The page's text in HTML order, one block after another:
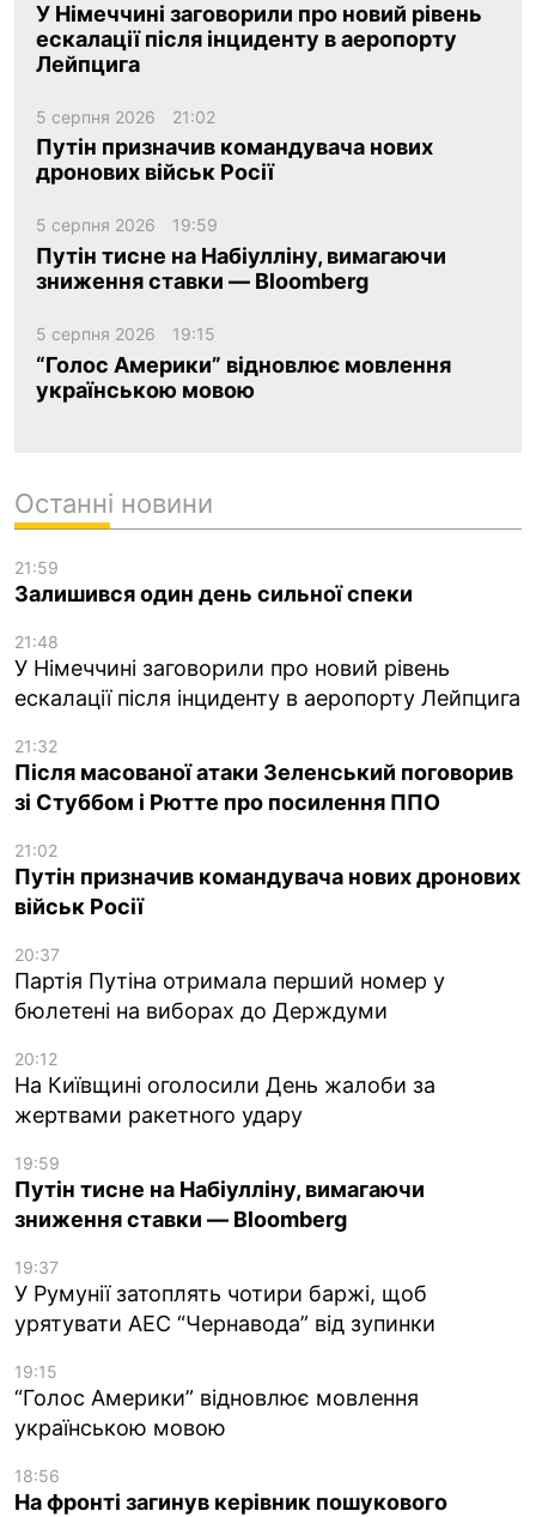
У Німеччині заговорили про новий рівень
ескалації після інциденту в аеропорту
Лейпцига
5 серпня 2026 21:02
Путін призначив командувача нових
дронових військ Росії
5 серпня 2026 19:59
Путін тисне на Набіулліну, вимагаючи
зниження ставки — Bloomberg
5 серпня 2026 19:15
“Голос Америки” відновлює мовлення
українською мовою
Останні новини
21:59
Залишився один день сильної спеки
21:48
У Німеччині заговорили про новий рівень
ескалації після інциденту в аеропорту Лейпцига
21:32
Після масованої атаки Зеленський поговорив
зі Стуббом і Рютте про посилення ППО
21:02
Путін призначив командувача нових дронових
військ Росії
20:37
Партія Путіна отримала перший номер у
бюлетені на виборах до Держдуми
20:12
На Київщині оголосили День жалоби за
жертвами ракетного удару
19:59
Путін тисне на Набіулліну, вимагаючи
зниження ставки — Bloomberg
19:37
У Румунії затоплять чотири баржі, щоб
урятувати АЕС “Чернавода” від зупинки
19:15
“Голос Америки” відновлює мовлення
українською мовою
18:56
На фронті загинув керівник пошукового